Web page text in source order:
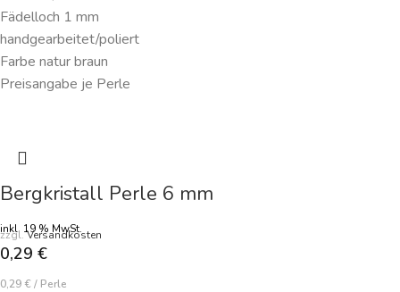
Fädelloch 1 mm
handgearbeitet/poliert
Farbe natur braun
Preisangabe je Perle
Bergkristall Perle 6 mm
inkl. 19 % MwSt.
zzgl.Versandkosten
0,29 €
0,29 € / Perle